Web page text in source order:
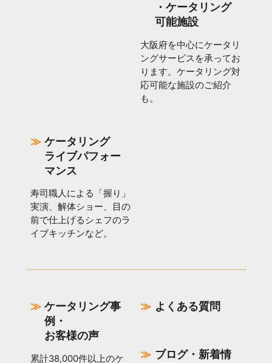
・ケータリング
可能施設
大阪府を中心にケータリ
ングサービスを承ってお
ります。ケータリング対
応可能な施設のご紹介
も。
ケータリング
ライブパフォー
マンス
寿司職人による「握り」
実演、解体ショー、目の
前で仕上げるシェフのラ
イブキッチンなど。
ケータリング事
例・
お客様の声
累計38,000件以上のケ
よくある質問
ブログ・新着情